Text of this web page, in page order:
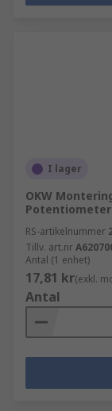
I lager
OKW
Potentiometer
RS-artikelnummer
Tillv. art.nr
Antal (1 enhet)
17,81 kr(exkl.
Antal